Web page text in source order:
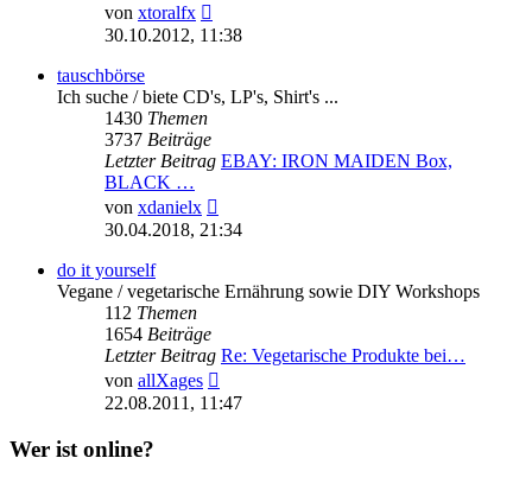
von xtoralfx
Beitrag
30.10.2012, 11:38
tauschbörse
Ich suche / biete CD's, LP's, Shirt's ...
1430 Themen
3737 Beiträge
Letzter Beitrag EBAY: IRON MAIDEN Box,
BLACK …
von xdanielx
Beitrag
30.04.2018, 21:34
do it yourself
Vegane / vegetarische Ernährung sowie DIY Workshops
112 Themen
1654 Beiträge
Letzter Beitrag Re: Vegetarische Produkte bei…
von allXages
Beitrag
22.08.2011, 11:47
Wer ist online?